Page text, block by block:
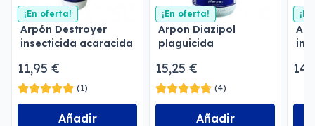
¡En oferta!
Arpón Destroyer
insecticida acaracida
11,95 €
(1)
Añadir
¡En oferta!
Arpon Diazipol
plaguicida
15,25 €
(4)
Añadir